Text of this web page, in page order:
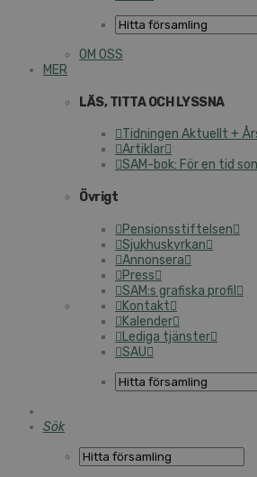
OM OSS
MER
LÄS, TITTA OCH LYSSNA
Tidningen Aktuellt +
Artiklar
SAM-bok: För en tid
Övrigt
Pensionsstiftelsen
Sjukhuskyrkan
Annonsera
Press
SAM:s grafiska profil
Kontakt
Kalender
Lediga tjänster
SAU
Sök